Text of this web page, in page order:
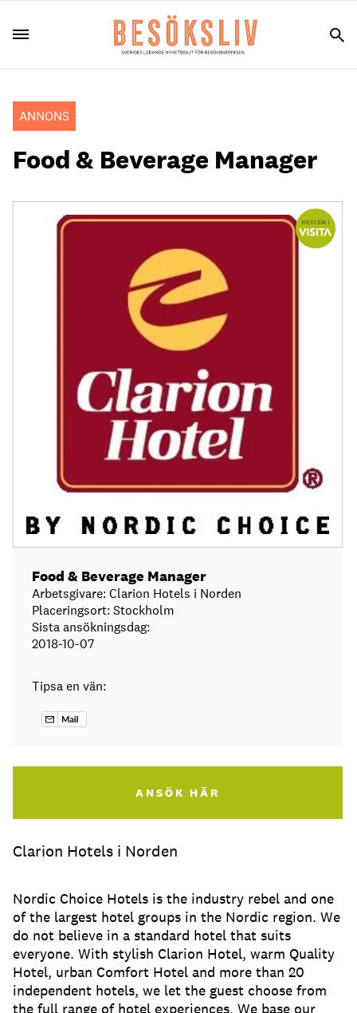
ANNONS
Food & Beverage Manager
Clarion Hotels i Norden
Nordic Choice Hotels is the industry rebel and one
of the largest hotel groups in the Nordic region. We
do not believe in a standard hotel that suits
everyone. With stylish Clarion Hotel, warm Quality
Hotel, urban Comfort Hotel and more than 20
independent hotels, we let the guest choose from
the full range of hotel experiences. We base our
Food & Beverage Manager
Arbetsgivare: Clarion Hotels i Norden
Placeringsort: Stockholm
Sista ansökningsdag:
2018-10-07
Tipsa en vän:
ANSÖK HÄR